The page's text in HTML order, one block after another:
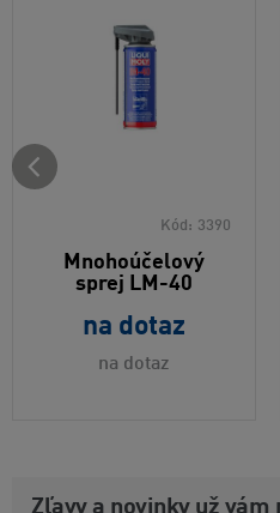
Kód: 3390
Mnohoúčelový
sprej LM-40
na dotaz
na dotaz